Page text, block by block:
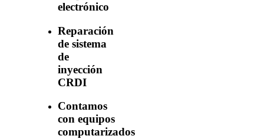
electrónico
Reparación
de sistema
de
inyección
CRDI
Contamos
con equipos
computarizados